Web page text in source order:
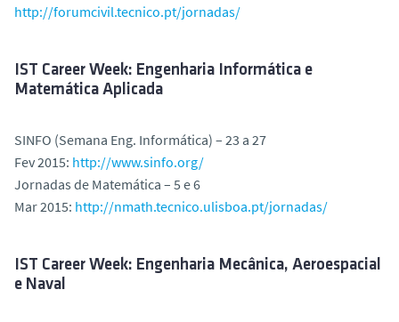
http://forumcivil.tecnico.pt/jornadas/
IST Career Week: Engenharia Informática e
Matemática Aplicada
SINFO (Semana Eng. Informática) – 23 a 27
Fev 2015: http://www.sinfo.org/
Jornadas de Matemática – 5 e 6
Mar 2015: http://nmath.tecnico.ulisboa.pt/jornadas/
IST Career Week: Engenharia Mecânica, Aeroespacial
e Naval